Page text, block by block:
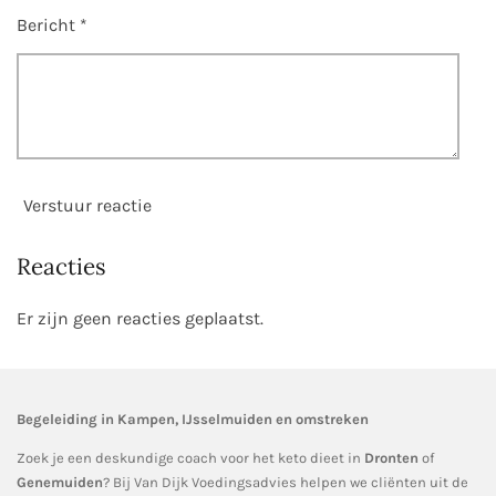
Bericht *
Verstuur reactie
Reacties
Er zijn geen reacties geplaatst.
Begeleiding in Kampen, IJsselmuiden en omstreken
Zoek je een deskundige coach voor het keto dieet in Dronten of
Genemuiden? Bij Van Dijk Voedingsadvies helpen we cliënten uit de